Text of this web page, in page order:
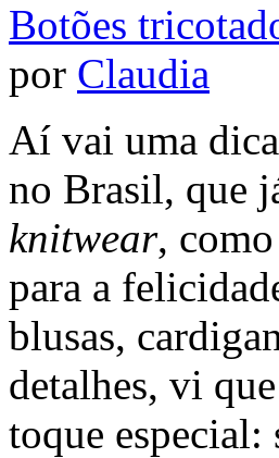
Botões
por Claudia
Aí vai uma
no Brasil, que
knitwear,
para a
blusas,
detalhes, vi
toque especial: